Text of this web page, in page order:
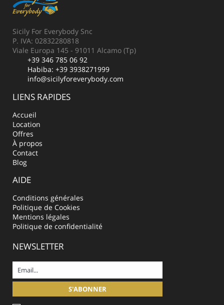
Sicily For Everybody Snc
P. IVA: 02832280818
Viale Europa 145 - 91011 Alcamo (Tp)
+39 346 785 06 92
Habiba: +39 3938271999
info@sicilyforeverybody.com
LIENS RAPIDES
Accueil
Location
Offres
À propos
Contact
Blog
AIDE
Conditions générales
Politique de Cookies
Mentions légales
Politique de confidentialité
NEWSLETTER